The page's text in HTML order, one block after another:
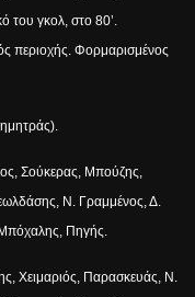
του γκολ, στο 80’.
περιοχής. Φορμαρισμένος
Σούκερας, Μπούζης,
Ν. Γραμμένος, Δ.
Πηγής.
Χειμαριός, Παρασκευάς, Ν.